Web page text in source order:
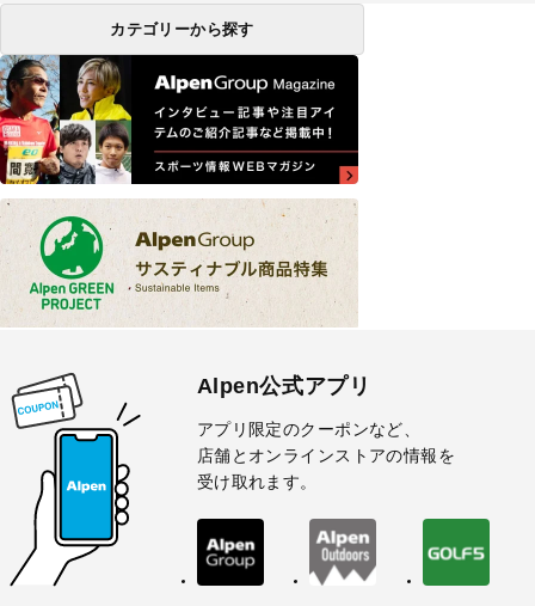
カテゴリーから探す
Alpen公式アプリ
アプリ限定のクーポンなど、
店舗とオンラインストアの情報を
受け取れます。